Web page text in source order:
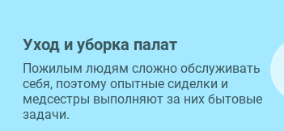
Уход и уборка палат
Пожилым людям сложно обслуживать
себя, поэтому опытные сиделки и
медсестры выполняют за них бытовые
задачи.